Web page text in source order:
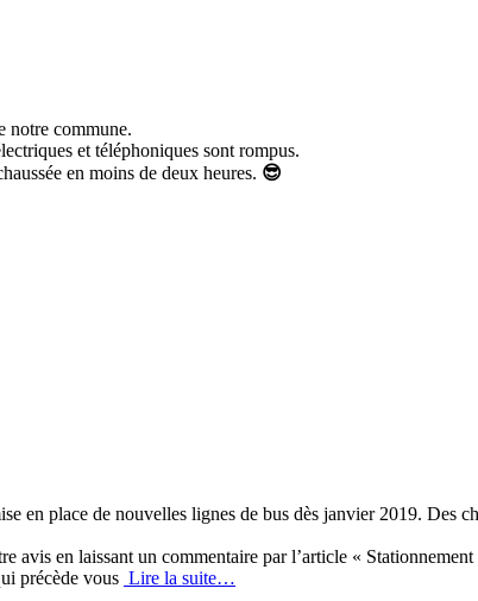
notre commune.
et téléphoniques sont rompus.
en moins de deux heures. 😎
en place de nouvelles lignes de bus dès janvier 2019. Des
avis en laissant un commentaire par l’article «
précède vous Lire la suite…